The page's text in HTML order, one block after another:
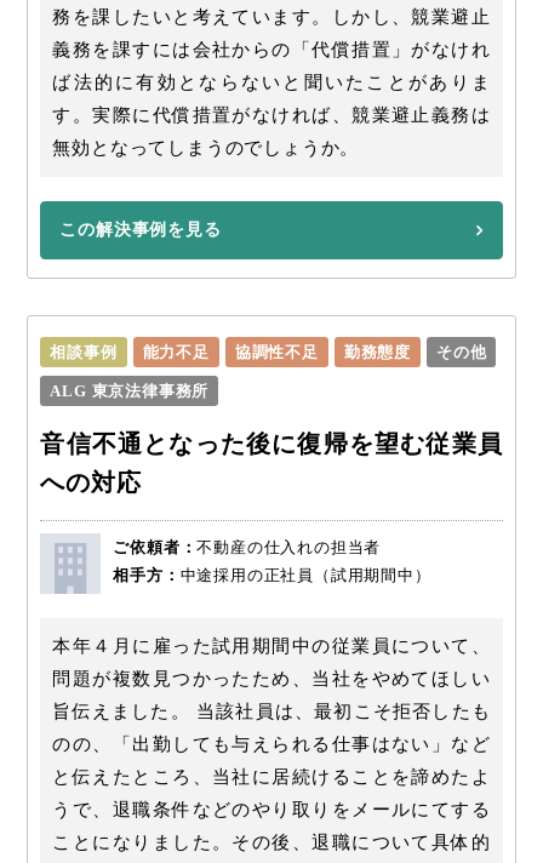
務を課したいと考えています。しかし、競業避止
義務を課すには会社からの「代償措置」がなけれ
ば法的に有効とならないと聞いたことがありま
す。実際に代償措置がなければ、競業避止義務は
無効となってしまうのでしょうか。
この解決事例を見る
相談事例 能力不足 協調性不足 勤務態度 その他
ALG 東京法律事務所
音信不通となった後に復帰を望む従業員
への対応
ご依頼者：不動産の仕入れの担当者
相手方： 中途採用の正社員（試用期間中）
本年４月に雇った試用期間中の従業員について、
問題が複数見つかったため、当社をやめてほしい
旨伝えました。 当該社員は、最初こそ拒否したも
のの、「出勤しても与えられる仕事はない」など
と伝えたところ、当社に居続けることを諦めたよ
うで、退職条件などのやり取りをメールにてする
ことになりました。その後、退職について具体的